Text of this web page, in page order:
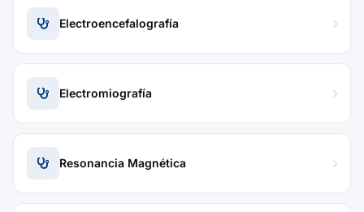
Electroencefalografía
Electromiografía
Resonancia Magnética